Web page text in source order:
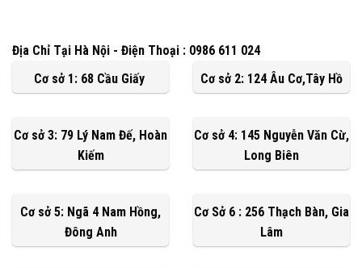
Địa Chỉ Tại Hà Nội - Điện Thoại : 0986 611 024
Cơ sở 1: 68 Cầu Giấy
Cơ sở 2: 124 Âu Cơ,Tây Hồ
Cơ sở 3: 79 Lý Nam Đế, Hoàn
Kiếm
Cơ sở 4: 145 Nguyễn Văn Cừ,
Long Biên
Cơ sở 5: Ngã 4 Nam Hồng,
Đông Anh
Cơ Sở 6 : 256 Thạch Bàn, Gia
Lâm